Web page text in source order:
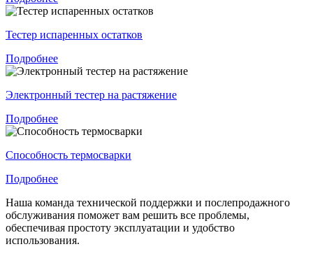
Тестер испаренных остатков
Подробнее
Электронный тестер на растяжение
Подробнее
Способность термосварки
Подробнее
Наша команда технической поддержки и послепродажного
обслуживания поможет вам решить все проблемы,
обеспечивая простоту эксплуатации и удобство
использования.